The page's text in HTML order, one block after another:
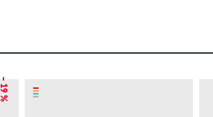
– 19 %